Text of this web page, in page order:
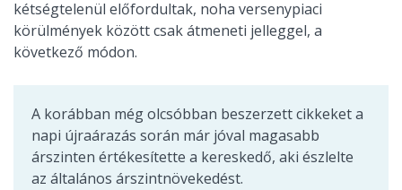
kétségtelenül előfordultak, noha versenypiaci
körülmények között csak átmeneti jelleggel, a
következő módon.
A korábban még olcsóbban beszerzett cikkeket a
napi újraárazás során már jóval magasabb
árszinten értékesítette a kereskedő, aki észlelte
az általános árszintnövekedést.